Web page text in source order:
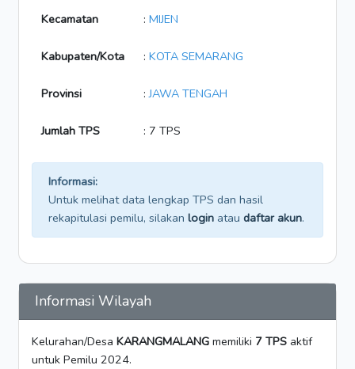
Kecamatan : MIJEN
Kabupaten/Kota : KOTA SEMARANG
Provinsi :JAWA TENGAH
Jumlah TPS : 7 TPS
Informasi:
Untuk melihat data lengkap TPS dan hasil
rekapitulasi pemilu, silakan login atau daftar akun.
Informasi Wilayah
Kelurahan/Desa KARANGMALANG memiliki 7 TPS aktif
untuk Pemilu 2024.